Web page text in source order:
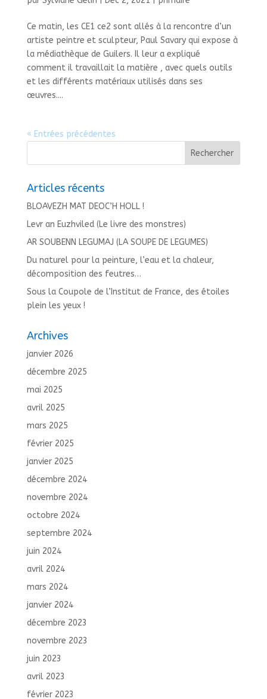
Ce matin, les CE1 ce2 sont allés à la rencontre d’un
artiste peintre et sculpteur, Paul Savary qui expose à
la médiathèque de Guilers. Il leur a expliqué
comment il travaillait la matière , avec quels outils
et les différents matériaux utilisés dans ses
œuvres....
« Entrées précédentes
Articles récents
BLOAVEZH MAT DEOC’H HOLL !
Levr an Euzhviled (Le livre des monstres)
AR SOUBENN LEGUMAJ (LA SOUPE DE LEGUMES)
Du naturel pour la peinture, l’eau et la chaleur,
décomposition des feutres…
Sous la Coupole de l’Institut de France, des étoiles
plein les yeux !
Archives
janvier 2026
décembre 2025
mai 2025
avril 2025
mars 2025
février 2025
janvier 2025
décembre 2024
novembre 2024
octobre 2024
septembre 2024
juin 2024
avril 2024
mars 2024
janvier 2024
décembre 2023
novembre 2023
juin 2023
avril 2023
février 2023